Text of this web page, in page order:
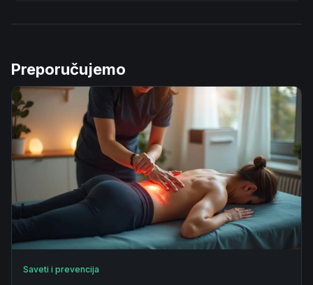
Preporučujemo
Saveti i prevencija